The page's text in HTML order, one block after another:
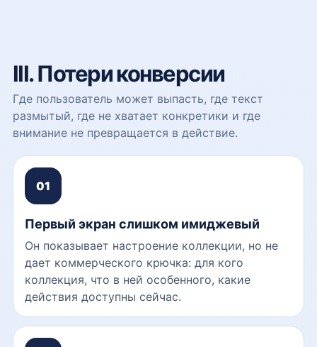
III. Потери конверсии
Где пользователь может выпасть, где текст
размытый, где не хватает конкретики и где
внимание не превращается в действие.
01
Первый экран слишком имиджевый
Он показывает настроение коллекции, но не
дает коммерческого крючка: для кого
коллекция, что в ней особенного, какие
действия доступны сейчас.